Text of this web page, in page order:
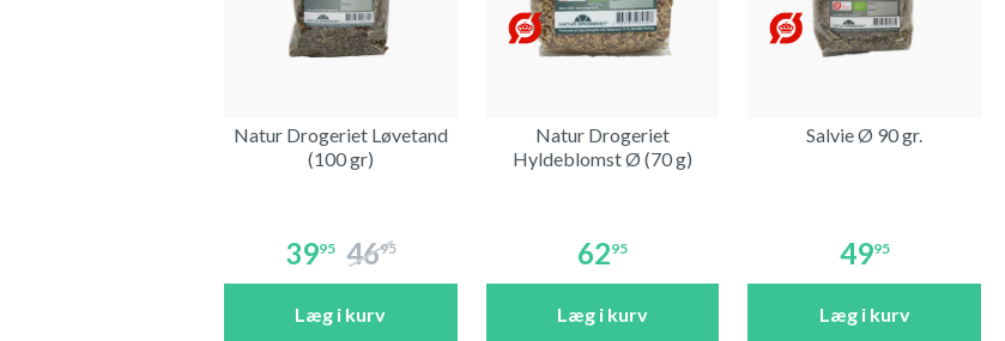
Natur Drogeriet Løvetand
(100 gr)
3995 4695
Læg i kurv
Natur Drogeriet
Hyldeblomst Ø (70 g)
6295
Læg i kurv
Salvie Ø 90 gr.
4995
Læg i kurv